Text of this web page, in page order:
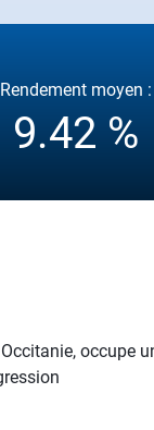
Rendement moyen :
9.42 %
occupe